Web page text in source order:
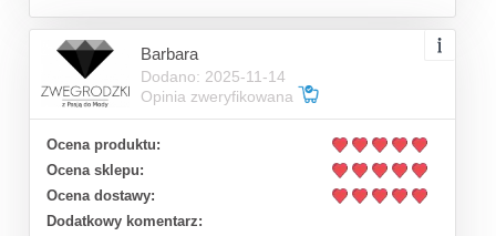
Barbara
Dodano: 2025-11-14
Opinia zweryfikowana
Ocena produktu:
Ocena sklepu:
Ocena dostawy:
Dodatkowy komentarz: